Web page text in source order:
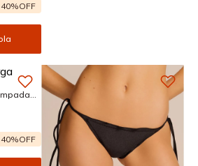
40%OFF
40%OFF